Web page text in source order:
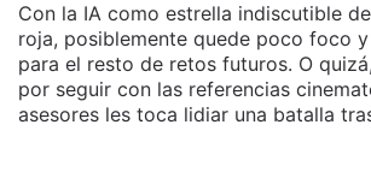
Con la IA como estrella indiscutible
roja, posiblemente quede poco foco
para el resto de retos futuros. O
por seguir con las referencias
asesores les toca lidiar una batalla